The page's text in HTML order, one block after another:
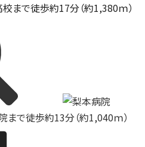
まで徒歩約17分（約1,380ｍ）
まで徒歩約13分（約1,040ｍ）